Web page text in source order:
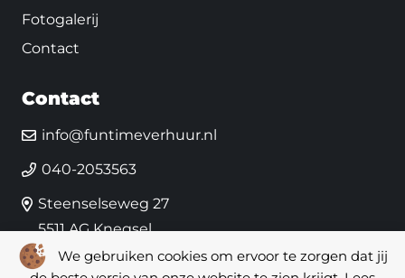
We gebruiken cookies om ervoor te zorgen dat jij
Fotogalerij
Contact
Contact
info@funtimeverhuur.nl
040-2053563
Steenselseweg 27
5511 AG Knegsel